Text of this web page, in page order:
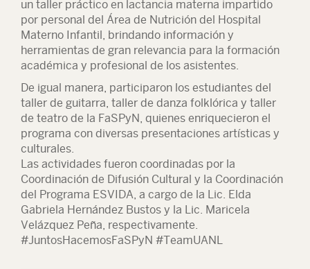
un taller práctico en lactancia materna impartido
por personal del Área de Nutrición del Hospital
Materno Infantil, brindando información y
herramientas de gran relevancia para la formación
académica y profesional de los asistentes.
De igual manera, participaron los estudiantes del
taller de guitarra, taller de danza folklórica y taller
de teatro de la FaSPyN, quienes enriquecieron el
programa con diversas presentaciones artísticas y
culturales.
Las actividades fueron coordinadas por la
Coordinación de Difusión Cultural y la Coordinación
del Programa ESVIDA, a cargo de la Lic. Elda
Gabriela Hernández Bustos y la Lic. Maricela
Velázquez Peña, respectivamente.
#JuntosHacemosFaSPyN #TeamUANL